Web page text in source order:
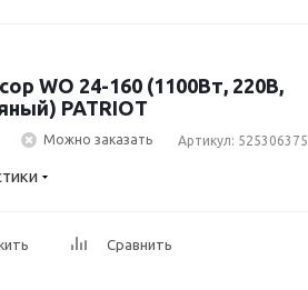
WO 24-160 (1100Вт, 220В,
PATRIOT
Можно заказать Артикул: 525306375
Сравнить